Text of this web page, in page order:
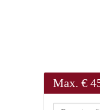
Max. €